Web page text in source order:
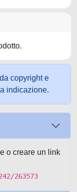
copyright e
indicazione.
o creare un link
263573